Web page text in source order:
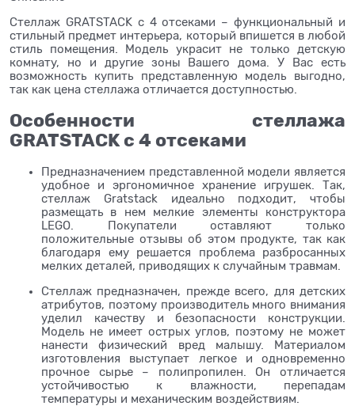
Стеллаж GRATSTACK с 4 отсеками – функциональный и
стильный предмет интерьера, который впишется в любой
стиль помещения. Модель украсит не только детскую
комнату, но и другие зоны Вашего дома. У Вас есть
возможность купить представленную модель выгодно,
так как цена стеллажа отличается доступностью.
Особенности стеллажа
GRATSTACK с 4 отсеками
Предназначением представленной модели является
удобное и эргономичное хранение игрушек. Так,
стеллаж Gratstack идеально подходит, чтобы
размещать в нем мелкие элементы конструктора
LEGO. Покупатели оставляют только
положительные отзывы об этом продукте, так как
благодаря ему решается проблема разбросанных
мелких деталей, приводящих к случайным травмам.
Стеллаж предназначен, прежде всего, для детских
атрибутов, поэтому производитель много внимания
уделил качеству и безопасности конструкции.
Модель не имеет острых углов, поэтому не может
нанести физический вред малышу. Материалом
изготовления выступает легкое и одновременно
прочное сырье – полипропилен. Он отличается
устойчивостью к влажности, перепадам
температуры и механическим воздействиям.